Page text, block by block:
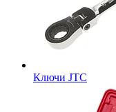
Ключи JTC